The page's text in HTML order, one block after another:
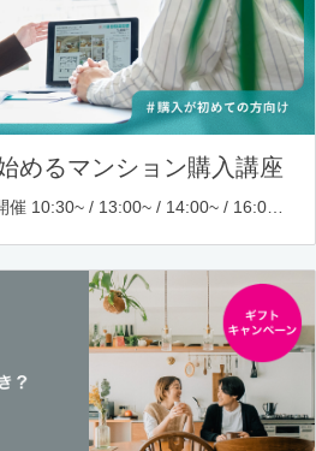
めるマンション購入講座